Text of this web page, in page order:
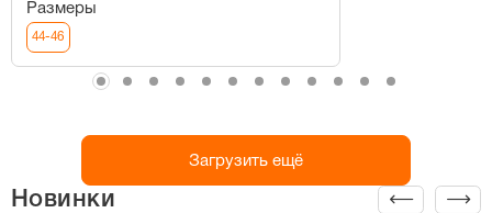
Размеры
44-46
Загрузить ещё
Новинки